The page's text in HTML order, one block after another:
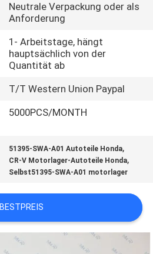
Neutrale Verpackung oder als
Anforderung
1- Arbeitstage, hängt
hauptsächlich von der
Quantität ab
T/T Western Union Paypal
5000PCS/MONTH
51395-SWA-A01 Autoteile Honda,
CR-V Motorlager-Autoteile Honda,
Selbst51395-SWA-A01 motorlager
BESTPREIS